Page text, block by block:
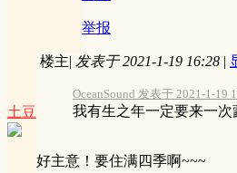
举报
土豆
楼主| 发表于 2021-1-19 16:28 |
OceanSound 发表于 2021-1-19
我有生之年一定要来一次
好主意！要住满四季啊~~~